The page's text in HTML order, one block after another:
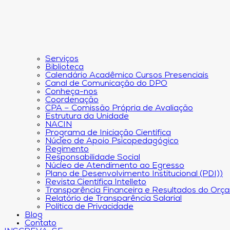
Serviços
Biblioteca
Calendário Acadêmico Cursos Presenciais
Canal de Comunicação do DPO
Conheça-nos
Coordenação
CPA – Comissão Própria de Avaliação
Estrutura da Unidade
NACIN
Programa de Iniciação Científica
Núcleo de Apoio Psicopedagógico
Regimento
Responsabilidade Social
Núcleo de Atendimento ao Egresso
Plano de Desenvolvimento Institucional (PDI))
Revista Científica Intelleto
Transparência Financeira e Resultados do
Relatório de Transparência Salarial
Política de Privacidade
Blog
Contato